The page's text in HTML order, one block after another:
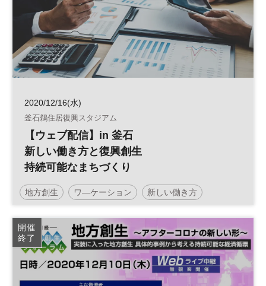
2020/12/16(水)
釜石鵜住居復興スタジアム
【ウェブ配信】in 釜石
新しい働き方と復興創生
持続可能なまちづくり
地方創生 ワ―ケーション 新しい働き方
参加無料
開催
終了